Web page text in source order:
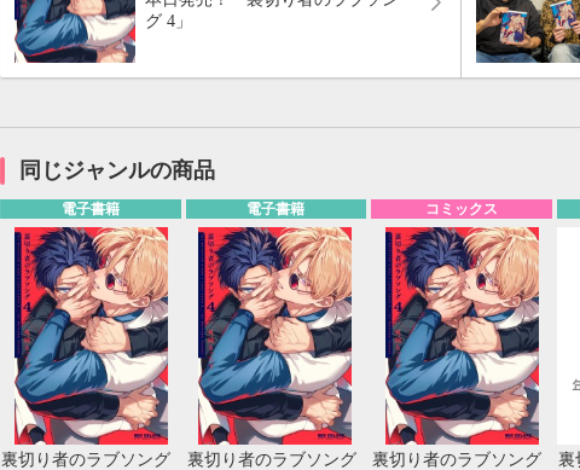
グ 4」
同じジャンルの商品
電子書籍
裏切り者のラブソング
電子書籍
裏切り者のラブソング
コミックス
裏切り者のラブソング
裏